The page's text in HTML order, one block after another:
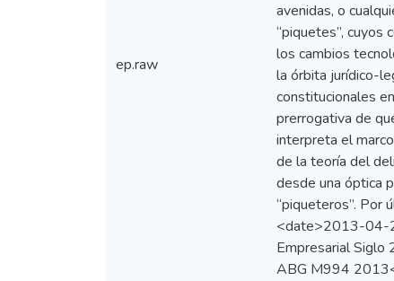
ep.raw
avenidas, o
“piquetes”, cuyos
los cambios
la órbita jurídico-
constitucionales
prerrogativa de
interpreta el
de la teoría del
desde una óptica
“piqueteros”. Por
<date>2013-04-
Empresarial
ABG M994